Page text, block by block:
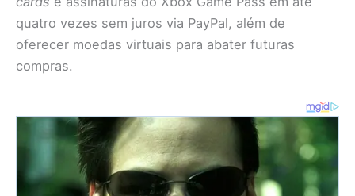
quatro vezes sem juros via PayPal, além de
oferecer moedas virtuais para abater futuras
compras.